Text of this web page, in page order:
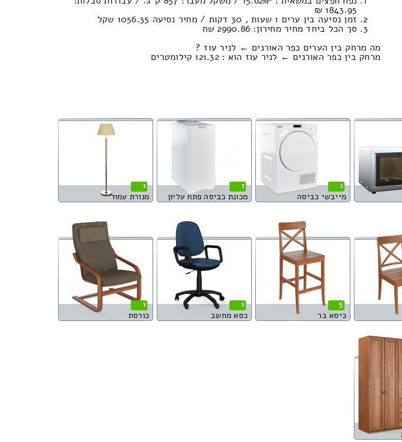
1843.95 ₪
זמן נסיעה בין ערים 1 שעות , 30 דקות / מחיר נסיעה 1056.35 שקל
סך הכל ביחד מחיר מחירון: 2990.86 שח
מה מרחק בין הערים כפר האורנים ← לניר עוז ?
מרחק בין כפר האורנים ← לניר עוז הוא : 121.32 קילומטרים
1
מייבשי כביסה
1
מכונת כביסה פתח עליון
1
מנורת עמוד
5
כיסא בר
1
כסא מחשב
1
כורסת